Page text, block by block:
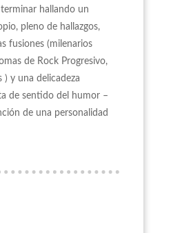
hallando un
pleno de hallazgos,
fusiones (milenarios
de Rock Progresivo,
y una delicadeza
de sentido del humor –
de una personalidad